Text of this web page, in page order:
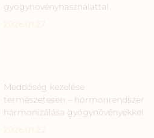
gyógynövényhasználattal
Meddőség kezelése
természetesen – hormonrendszer
harmonizálása gyógynövényekkel